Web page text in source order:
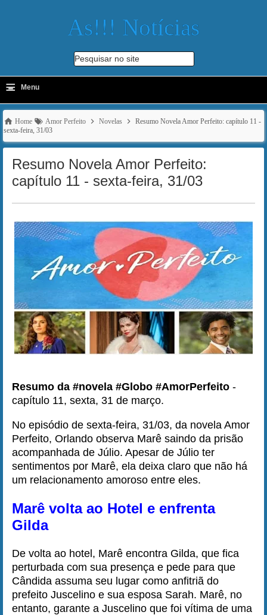
As!!! Notícias
Pesquisar no site
-
≡ Menu
Home Amor Perfeito Novelas
Resumo Novela Amor Perfeito: capítulo 11 -
sexta-feira, 31/03
Resumo Novela Amor Perfeito:
capítulo 11 - sexta-feira, 31/03
Resumo da #novela #Globo #AmorPerfeito -
capítulo 11, sexta, 31 de março.
No episódio de sexta-feira, 31/03, da novela Amor
Perfeito, Orlando observa Marê saindo da prisão
acompanhada de Júlio. Apesar de Júlio ter
sentimentos por Marê, ela deixa claro que não há
um relacionamento amoroso entre eles.
Marê volta ao Hotel e enfrenta
Gilda
De volta ao hotel, Marê encontra Gilda, que fica
perturbada com sua presença e pede para que
Cândida assuma seu lugar como anfitriã do
prefeito Juscelino e sua esposa Sarah. Marê, no
entanto, garante a Juscelino que foi vítima de uma